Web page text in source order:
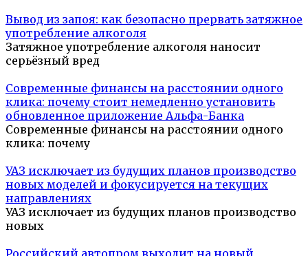
Вывод из запоя: как безопасно прервать затяжное
употребление алкоголя
Затяжное употребление алкоголя наносит
серьёзный вред
Современные финансы на расстоянии одного
клика: почему стоит немедленно установить
обновленное приложение Альфа-Банка
Современные финансы на расстоянии одного
клика: почему
УАЗ исключает из будущих планов производство
новых моделей и фокусируется на текущих
направлениях
УАЗ исключает из будущих планов производство
новых